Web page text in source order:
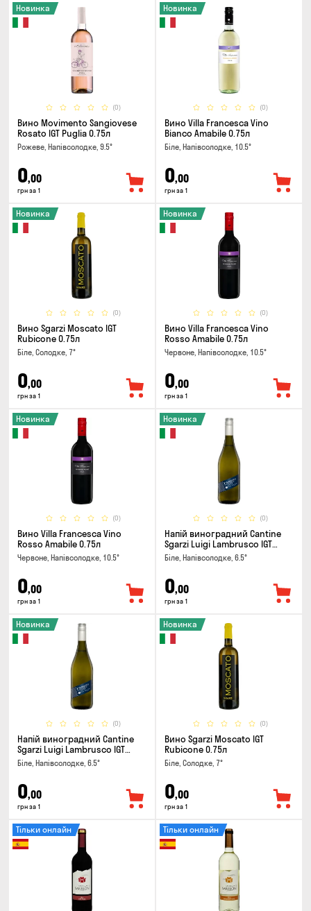
(0)
Новинка
Вино Movimento Sangiovese
Rosato IGT Puglia 0.75л
Рожеве, Напівсолодке, 9.5°
0,00
грн за 1
(0)
Новинка
Вино Villa Francesca Vino
Bianco Amabile 0.75л
Біле, Напівсолодке, 10.5°
0,00
грн за 1
(0)
Новинка
Вино Sgarzi Moscato IGT
Rubicone 0.75л
Біле, Солодке, 7°
0,00
грн за 1
(0)
Новинка
Вино Villa Francesca Vino
Rosso Amabile 0.75л
Червоне, Напівсолодке, 10.5°
0,00
грн за 1
(0)
Новинка
Вино Villa Francesca Vino
Rosso Amabile 0.75л
Червоне, Напівсолодке, 10.5°
0,00
грн за 1
(0)
Новинка
Напій виноградний Cantine
Sgarzi Luigi Lambrusco IGT
Emilia Bianca Frizziante 0.75л
Біле, Напівсолодке, 6.5°
0,00
грн за 1
(0)
Новинка
Напій виноградний Cantine
Sgarzi Luigi Lambrusco IGT
Emilia Bianca Frizziante 0.75л
Біле, Напівсолодке, 6.5°
0,00
грн за 1
(0)
Новинка
Вино Sgarzi Moscato IGT
Rubicone 0.75л
Біле, Солодке, 7°
0,00
грн за 1
Тільки онлайн Тільки онлайн